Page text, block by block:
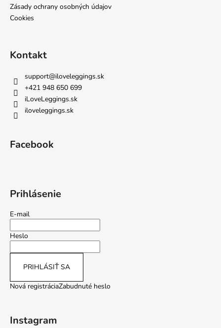
Zásady ochrany osobných údajov
Cookies
Kontakt
support@iloveleggings.sk
+421 948 650 699
iLoveLeggings.sk
iloveleggings.sk
Facebook
Prihlásenie
E-mail
Heslo
PRIHLÁSIŤ SA
Nová registráciaZabudnuté heslo
Instagram